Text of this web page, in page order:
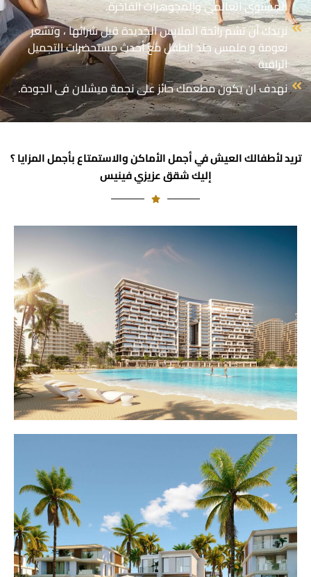
المستوى العالمي والمجوهرات الفاخرة.
نريدك أن تشم رائحة الملابس الجديدة قبل شرائها ، وتشعر
نعومة و ملمس جلد الطفل مع أحدث مستحضرات التجميل
الراقية
نهدف ان يكون مطعمك حائز على نجمة ميشلان فى الجودة.
تريد لأطفالك العيش في أجمل الأماكن والاستمتاع بأجمل المزايا ؟
إليك شقق عزيزي فينيس